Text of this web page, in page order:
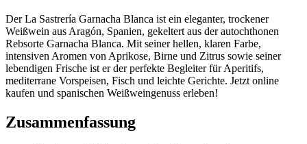
Der La Sastrería Garnacha Blanca ist ein eleganter, trockener
Weißwein aus Aragón, Spanien, gekeltert aus der autochthonen
Rebsorte Garnacha Blanca. Mit seiner hellen, klaren Farbe,
intensiven Aromen von Aprikose, Birne und Zitrus sowie seiner
lebendigen Frische ist er der perfekte Begleiter für Aperitifs,
mediterrane Vorspeisen, Fisch und leichte Gerichte. Jetzt online
kaufen und spanischen Weißweingenuss erleben!
Zusammenfassung